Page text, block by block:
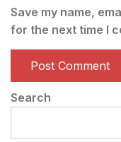
Save my name,
for the next time I
Search